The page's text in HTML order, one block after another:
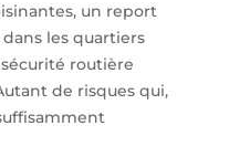
un report
les quartiers
routière
de risques qui,